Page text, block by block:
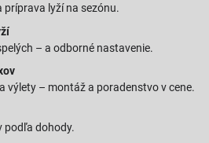
príprava lyží na sezónu.
– a odborné nastavenie.
výlety – montáž a poradenstvo v cene.
podľa dohody.